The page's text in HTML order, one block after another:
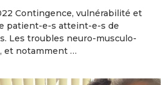
Contingence, vulnérabilité et
patient-e-s atteint-e-s de
Les troubles neuro-musculo-
et notamment …